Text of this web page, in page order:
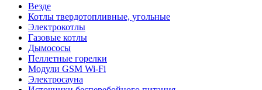
Везде
Котлы твердотопливные, угольные
Электрокотлы
Газовые котлы
Дымососы
Пеллетные горелки
Модули GSM Wi-Fi
Электросауна